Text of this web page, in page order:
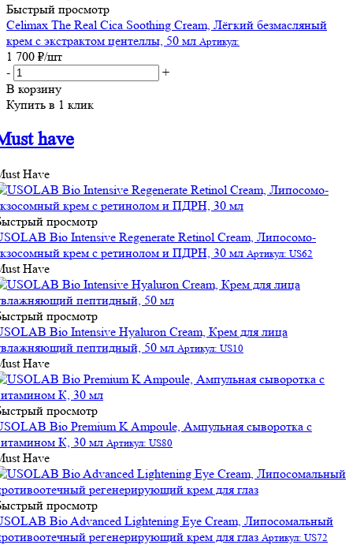
Быстрый просмотр
Celimax The Real Cica Soothing Cream, Лёгкий безмасляный
крем с экстрактом центеллы, 50 мл Артикул:
1 700 ₽/шт
-
+
В корзину
Купить в 1 клик
have
Have
просмотр
Bio Intensive Regenerate Retinol Cream, Липосомо-
крем с ретинолом и ПДРН, 30 мл Артикул: US62
Have
просмотр
Bio Intensive Hyaluron Cream, Крем для лица
пептидный, 50 мл Артикул: US10
Have
просмотр
Bio Premium K Ampoule, Ампульная сыворотка с
К, 30 мл Артикул: US80
Have
просмотр
Bio Advanced Lightening Eye Cream, Липосомальный
регенерирующий крем для глаз Артикул: US72